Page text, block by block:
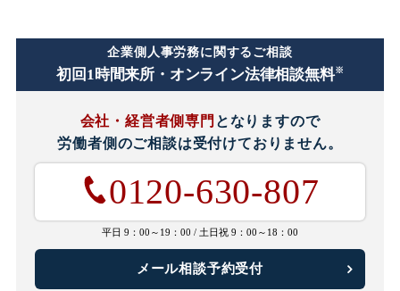
企業側人事労務に関するご相談
初回1時間来所・オンライン法律相談無料※
会社・経営者側専門 となりますので
労働者側のご相談は受付けておりません。
0120-630-807
平日 9：00～19：00 / 土日祝 9：00～18：00
メール相談予約受付